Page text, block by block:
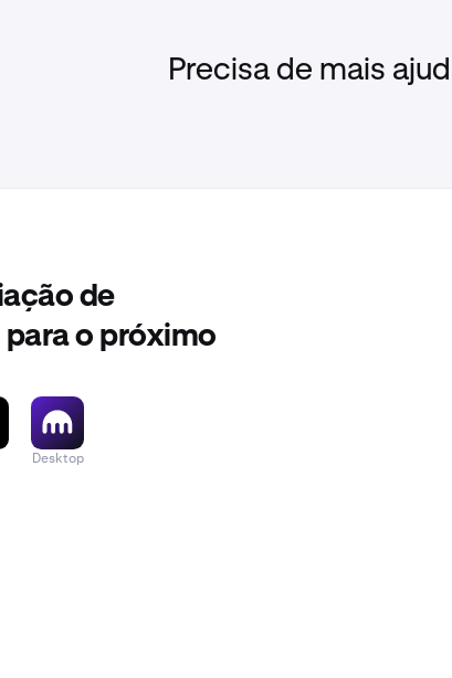
Precisa de mais
de
o próximo
Desktop